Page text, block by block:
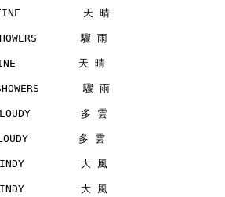
天 晴
驟 雨
天 晴
驟 雨
多 雲
多 雲
大 風
大 風